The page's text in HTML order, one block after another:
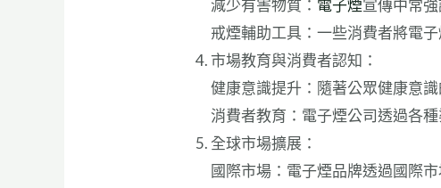
減少有害物質： 電子煙宣傳中常
戒煙輔助工具：一些消費者將電
市場教育與消費者認知：
健康意識提升：隨著公眾健康意
消費者教育：電子煙公司透過各
全球市場擴展：
國際市場：電子煙品牌透過國際